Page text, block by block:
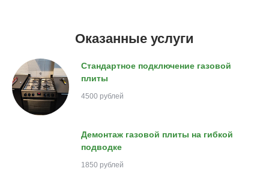
Оказанные услуги
Стандартное подключение газовой
плиты
4500 рублей
Демонтаж газовой плиты на гибкой
подводке
1850 рублей